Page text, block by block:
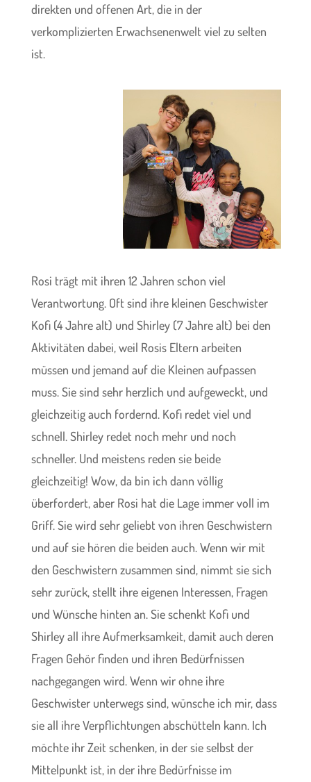
direkten und offenen Art, die in der
verkomplizierten Erwachsenenwelt viel zu selten
ist.
Rosi trägt mit ihren 12 Jahren schon viel
Verantwortung. Oft sind ihre kleinen Geschwister
Kofi (4 Jahre alt) und Shirley (7 Jahre alt) bei den
Aktivitäten dabei, weil Rosis Eltern arbeiten
müssen und jemand auf die Kleinen aufpassen
muss. Sie sind sehr herzlich und aufgeweckt, und
gleichzeitig auch fordernd. Kofi redet viel und
schnell. Shirley redet noch mehr und noch
schneller. Und meistens reden sie beide
gleichzeitig! Wow, da bin ich dann völlig
überfordert, aber Rosi hat die Lage immer voll im
Griff. Sie wird sehr geliebt von ihren Geschwistern
und auf sie hören die beiden auch. Wenn wir mit
den Geschwistern zusammen sind, nimmt sie sich
sehr zurück, stellt ihre eigenen Interessen, Fragen
und Wünsche hinten an. Sie schenkt Kofi und
Shirley all ihre Aufmerksamkeit, damit auch deren
Fragen Gehör finden und ihren Bedürfnissen
nachgegangen wird. Wenn wir ohne ihre
Geschwister unterwegs sind, wünsche ich mir, dass
sie all ihre Verpflichtungen abschütteln kann. Ich
möchte ihr Zeit schenken, in der sie selbst der
Mittelpunkt ist, in der ihre Bedürfnisse im